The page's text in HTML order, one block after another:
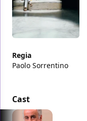
Regia
Paolo Sorrentino
Cast